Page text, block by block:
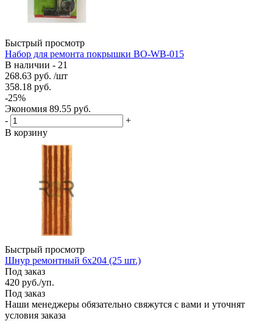
Быстрый просмотр
Набор для ремонта покрышки BO-WB-015
В наличии - 21
268.63 руб. /шт
358.18 руб.
-25%
Экономия 89.55 руб.
-
+
В корзину
Быстрый просмотр
Шнур ремонтный 6х204 (25 шт.)
Под заказ
420 руб./уп.
Под заказ
Наши менеджеры обязательно свяжутся с вами и уточнят
условия заказа